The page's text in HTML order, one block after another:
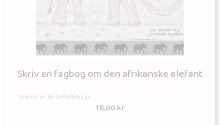
Skriv en fagbog om den afrikanske elefant
Udgives af: Birte Flethøj Ege
18,00kr